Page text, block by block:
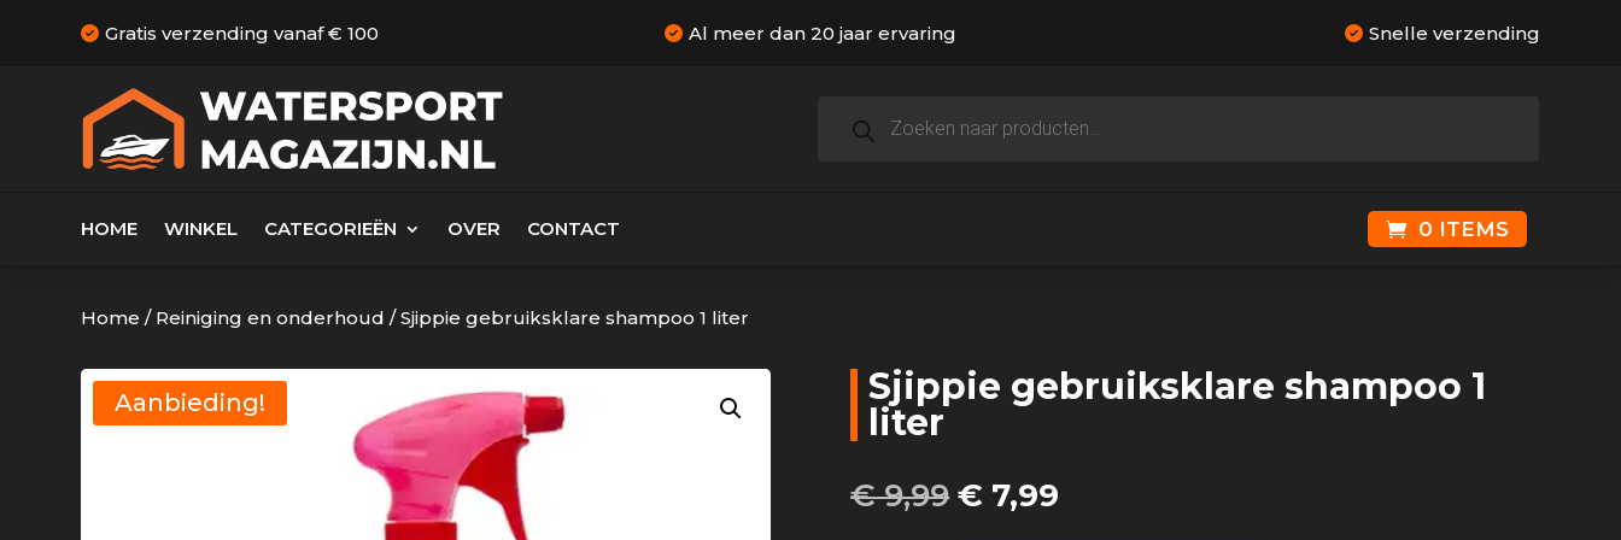
Gratis verzending vanaf € 100 Al meer dan 20 jaar ervaring Snelle verzending
zoeken
HOME WINKEL CATEGORIEËN OVER CONTACT 0 ITEMS
Home / Reiniging en onderhoud /Sjippie gebruiksklare shampoo 1 liter
Aanbieding!
Sjippie gebruiksklare shampoo 1
liter
€9,99 Oorspronkelijke
€ 7,99